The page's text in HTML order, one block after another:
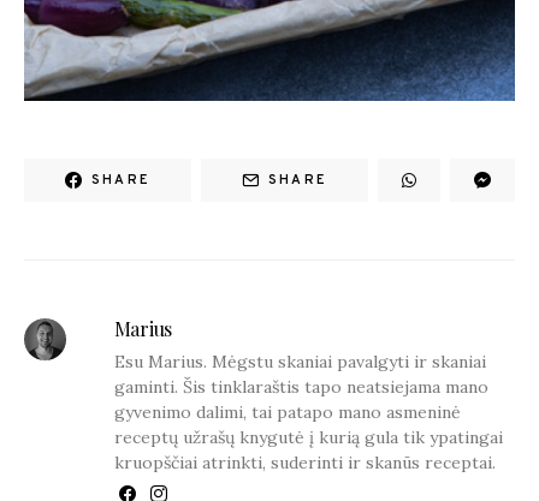
SHARE SHARE
Marius
Esu Marius. Mėgstu skaniai pavalgyti ir skaniai
gaminti. Šis tinklaraštis tapo neatsiejama mano
gyvenimo dalimi, tai patapo mano asmeninė
receptų užrašų knygutė į kurią gula tik ypatingai
kruopščiai atrinkti, suderinti ir skanūs receptai.